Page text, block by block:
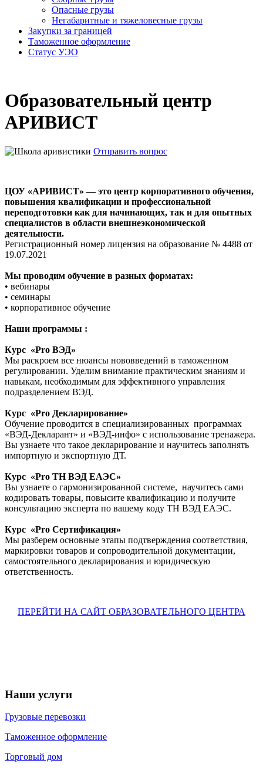
Опасные грузы
Негабаритные и тяжело­весные грузы
Закупки за границей
Таможенное оформление
Статус УЭО
Образовательный центр
АРИВИСТ
Отправить вопрос
ЦОУ «АРИВИСТ» — это центр корпоративного обучения,
повышения квалификации и профессиональной
переподготовки как для начинающих, так и для опытных
специалистов в области внешнеэкономической
деятельности.
Регистрационный номер лицензия на образование № 4488 от
19.07.2021
Мы проводим обучение в разных форматах:
• вебинары
• семинары
• корпоративное обучение
Наши программы :
Курс «Pro ВЭД»
Мы раскроем все нюансы нововведений в таможенном
регулировании. Уделим внимание практическим знаниям и
навыкам, необходимым для эффективного управления
подразделением ВЭД.
Курс «Pro Декларирование»
Обучение проводится в специализированных программах
«ВЭД-Декларант» и «ВЭД-инфо» с использование тренажера.
Вы узнаете что такое декларирование и научитесь заполнять
импортную и экспортную ДТ.
Курс «Pro ТН ВЭД ЕАЭС»
Вы узнаете о гармонизированной системе, научитесь сами
кодировать товары, повысите квалификацию и получите
консультацию эксперта по вашему коду ТН ВЭД ЕАЭС.
Курс «Pro Сертификация»
Мы разберем основные этапы подтверждения соответствия,
маркировки товаров и сопроводительной документации,
самостоятельного декларирования и юридическую
ответственность.
ПЕРЕЙТИ НА САЙТ ОБРАЗОВАТЕЛЬНОГО ЦЕНТРА
Наши услуги
Грузовые перевозки
Таможенное оформление
Торговый дом